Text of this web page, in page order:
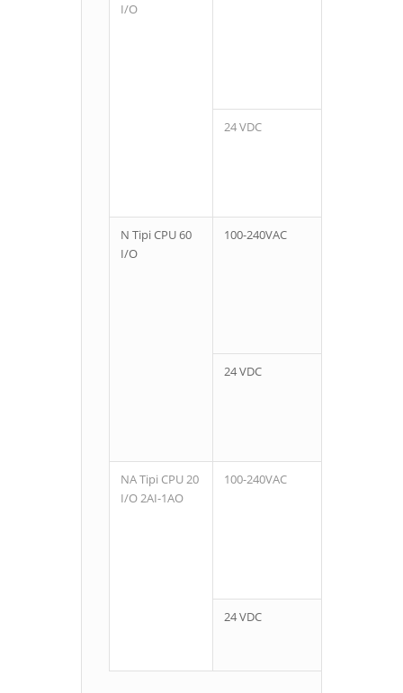
I/O
24 VDC
N Tipi CPU 60
I/O
100-240VAC
24 VDC
NA Tipi CPU 20
I/O 2AI-1AO
100-240VAC
24 VDC